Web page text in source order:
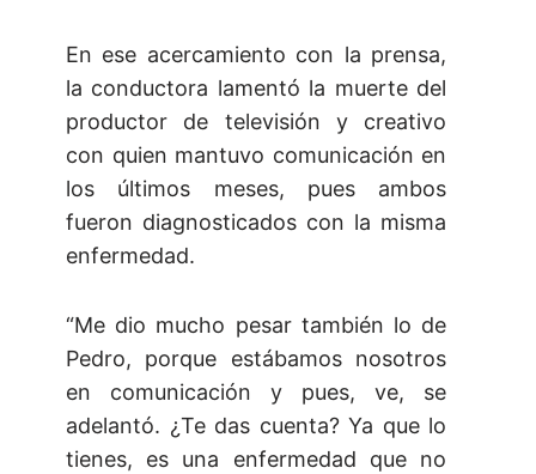
En ese acercamiento con la prensa,
la conductora lamentó la muerte del
productor de televisión y creativo
con quien mantuvo comunicación en
los últimos meses, pues ambos
fueron diagnosticados con la misma
enfermedad.
“Me dio mucho pesar también lo de
Pedro, porque estábamos nosotros
en comunicación y pues, ve, se
adelantó. ¿Te das cuenta? Ya que lo
tienes, es una enfermedad que no